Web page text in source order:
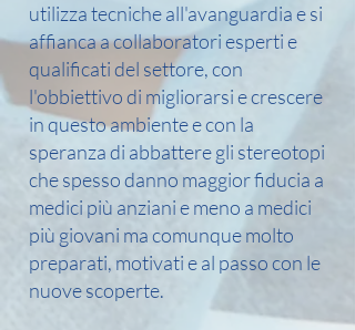
utilizza tecniche all'avanguardia e si
affianca a collaboratori esperti e
qualificati del settore, con
l'obbiettivo di migliorarsi e crescere
in questo ambiente e con la
speranza di abbattere gli stereotopi
che spesso danno maggior fiducia a
medici più anziani e meno a medici
più giovani ma comunque molto
preparati, motivati e al passo con le
nuove scoperte.